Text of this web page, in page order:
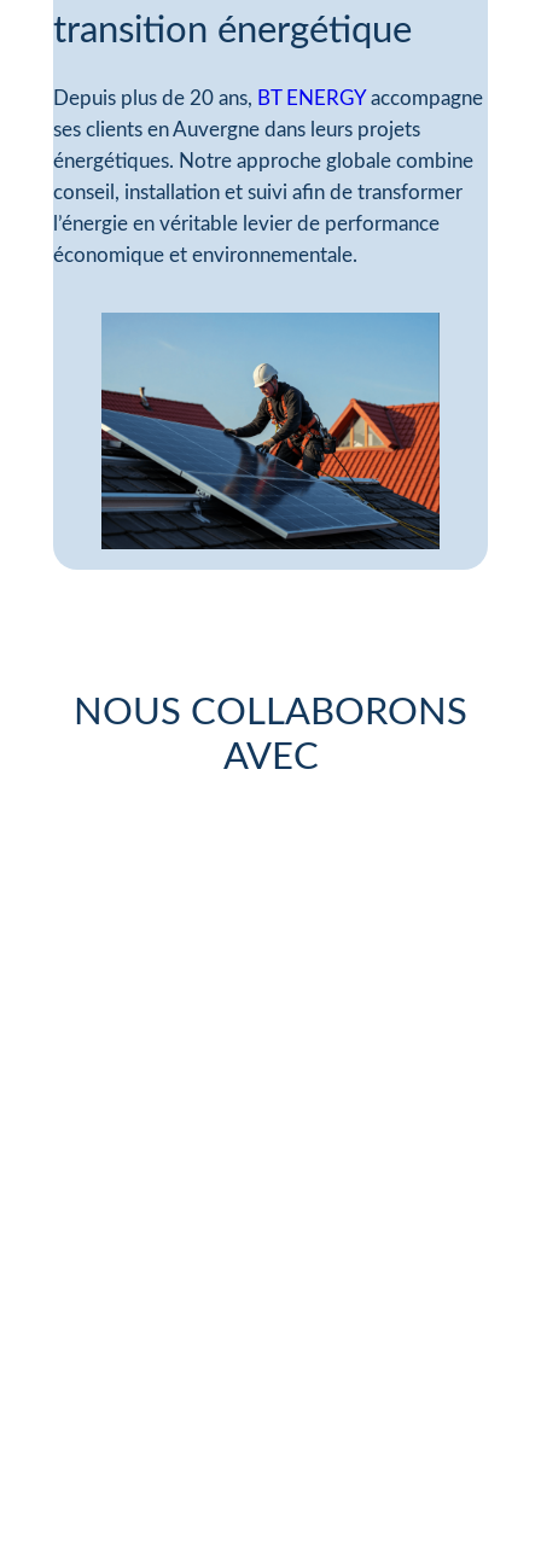
transition énergétique
Depuis plus de 20 ans, BT ENERGYaccompagne
ses clients en Auvergne dans leurs projets
énergétiques. Notre approche globale combine
conseil, installation et suivi afin de transformer
l’énergie en véritable levier de performance
économique et environnementale.
NOUS COLLABORONS
AVEC